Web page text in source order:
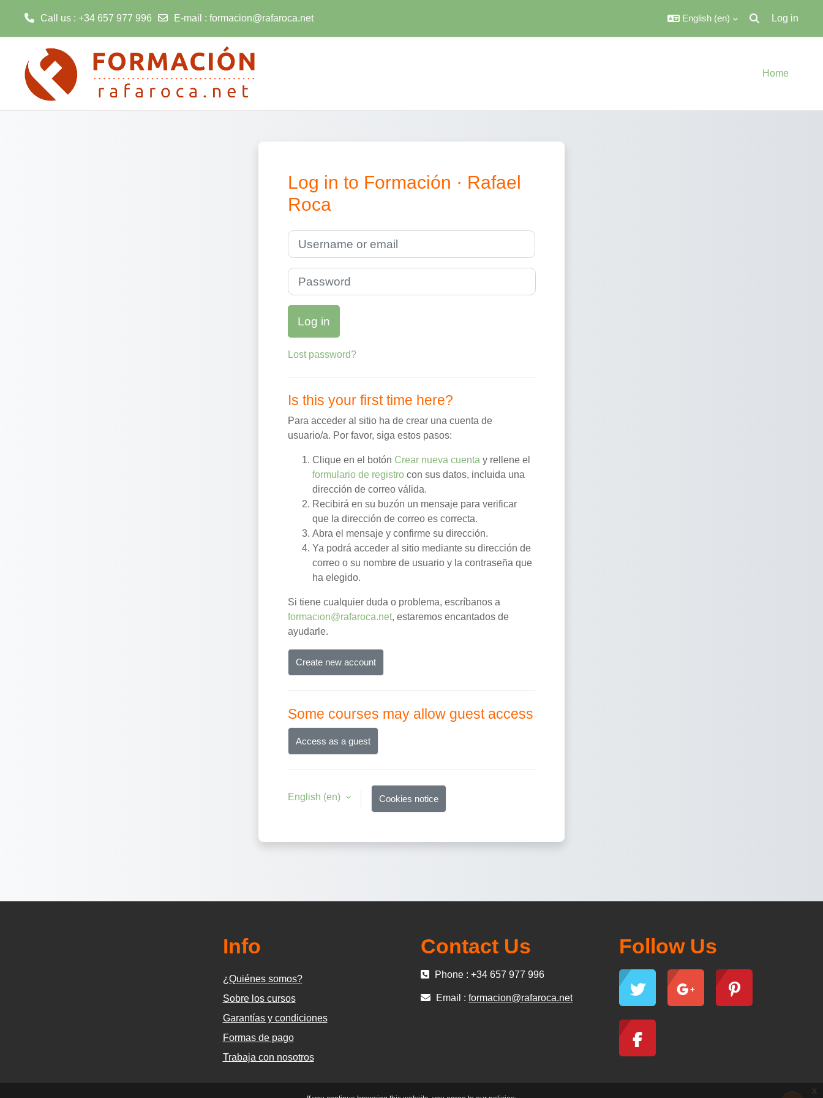
x
Call us : +34 657 977 996 E-mail : formacion@rafaroca.net English ‎(en)‎
Toggle search
Log in
Home
Log in to Formación · Rafael
Roca
Username or email
Password
Log in
Lost password?
Is this your first time here?
Para acceder al sitio ha de crear una cuenta de
usuario/a. Por favor, siga estos pasos:
Clique en el botón Crear nueva cuenta y rellene el
formulario de registro con sus datos, incluida una
dirección de correo válida.
Recibirá en su buzón un mensaje para verificar
que la dirección de correo es correcta.
Abra el mensaje y confirme su dirección.
Ya podrá acceder al sitio mediante su dirección de
correo o su nombre de usuario y la contraseña que
ha elegido.
Si tiene cualquier duda o problema, escríbanos a
formacion@rafaroca.net, estaremos encantados de
ayudarle.
Create new account
Some courses may allow guest access
Access as a guest
English ‎(en)‎ Cookies notice
Info
¿Quiénes somos?
Sobre los cursos
Garantías y condiciones
Formas de pago
Trabaja con nosotros
Contact Us
Phone : +34 657 977 996
Email : formacion@rafaroca.net
Follow Us